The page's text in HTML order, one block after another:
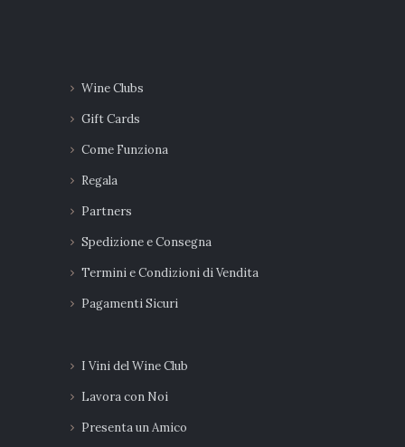
Wine Clubs
Gift Cards
Come Funziona
Regala
Partners
Spedizione e Consegna
Termini e Condizioni di Vendita
Pagamenti Sicuri
I Vini del Wine Club
Lavora con Noi
Presenta un Amico